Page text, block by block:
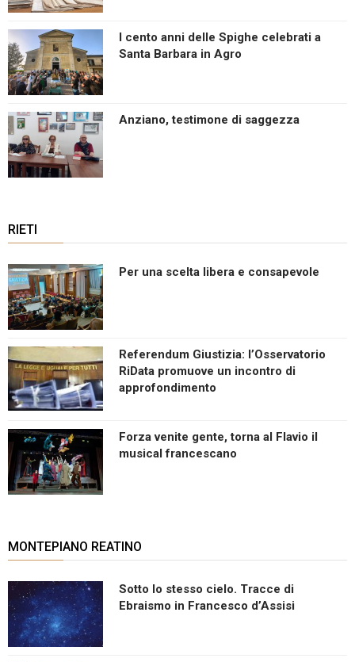
I cento anni delle Spighe celebrati a
Santa Barbara in Agro
Anziano, testimone di saggezza
RIETI
Per una scelta libera e consapevole
Referendum Giustizia: l’Osservatorio
RiData promuove un incontro di
approfondimento
Forza venite gente, torna al Flavio il
musical francescano
MONTEPIANO REATINO
Sotto lo stesso cielo. Tracce di
Ebraismo in Francesco d’Assisi